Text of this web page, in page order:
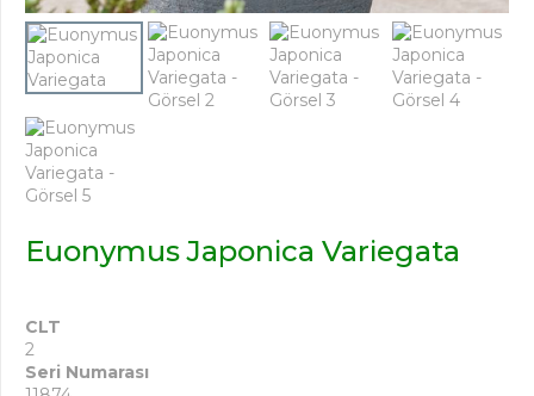
Euonymus Japonica Variegata
CLT
2
Seri Numarası